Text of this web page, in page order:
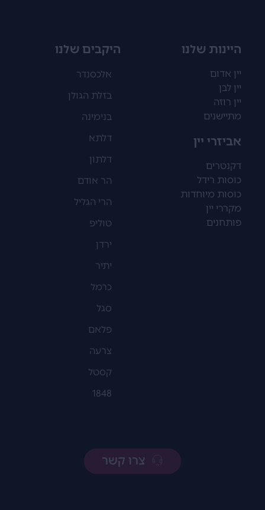
היינות שלנו
יין אדום
יין לבן
יין רוזה
מתיישנים
אביזרי יין
דקנטרים
כוסות רידל
כוסות מיוחדות
מקררי יין
פותחנים
היקבים שלנו
אלכסנדר
בזלת הגולן
בנימינה
דלתא
דלתון
הר אודם
הרי הגליל
טוליפ
ירדן
יתיר
כרמל
סגל
פלאם
צרעה
קסטל
1848
צרו קשר